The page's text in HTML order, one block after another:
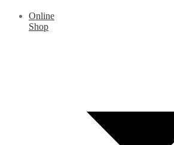
Online
Shop